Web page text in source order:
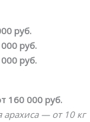
руб.
руб.
руб.
160 000 руб.
— от 10 кг